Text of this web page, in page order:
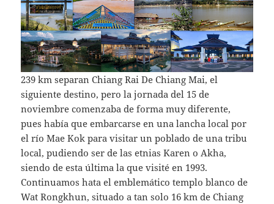
239 km separan Chiang Rai De Chiang Mai, el
siguiente destino, pero la jornada del 15 de
noviembre comenzaba de forma muy diferente,
pues había que embarcarse en una lancha local por
el río Mae Kok para visitar un poblado de una tribu
local, pudiendo ser de las etnias Karen o Akha,
siendo de esta última la que visité en 1993.
Continuamos hata el emblemático templo blanco de
Wat Rongkhun, situado a tan solo 16 km de Chiang